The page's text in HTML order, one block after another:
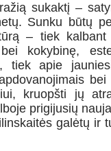
sukaktį –
Sunku būtų
– tiek kalbant
kokybinę,
tiek apie
bei
kruopšti jų
prigijusių
galėtų ir